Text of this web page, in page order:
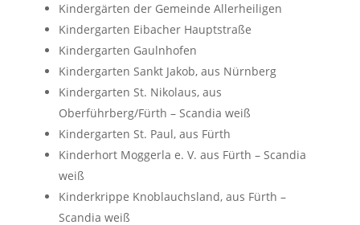
Kindergärten der Gemeinde Allerheiligen
Kindergarten Eibacher Hauptstraße
Kindergarten Gaulnhofen
Kindergarten Sankt Jakob, aus Nürnberg
Kindergarten St. Nikolaus, aus
Oberführberg/Fürth – Scandia weiß
Kindergarten St. Paul, aus Fürth
Kinderhort Moggerla e. V. aus Fürth – Scandia
weiß
Kinderkrippe Knoblauchsland, aus Fürth –
Scandia weiß